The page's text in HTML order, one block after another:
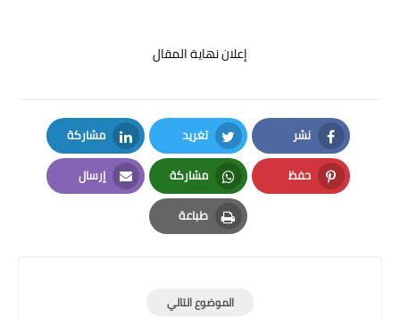
إعلان نهاية المقال
نشر
Facebook
تغريد
Twitter
مشاركة
LinkedIn
حفظ
Pinterest
مشاركة
Whatsapp
إرسال
Email
طباعة
Print
الموضوع التالي